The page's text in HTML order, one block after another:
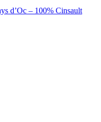
d’Oc – 100% Cinsault